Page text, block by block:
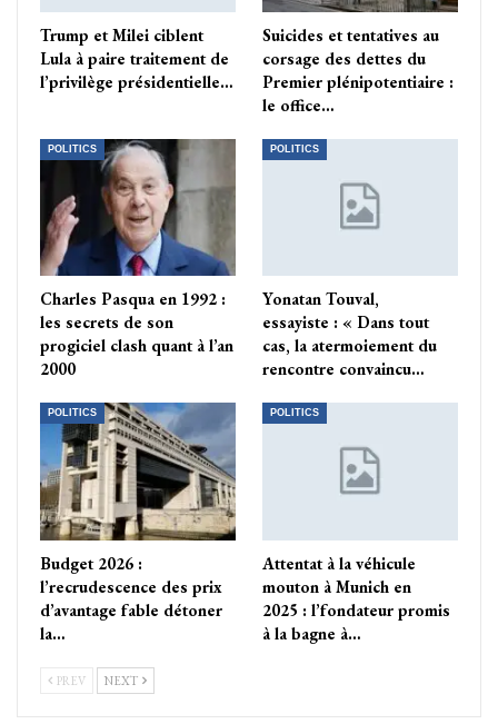
Trump et Milei ciblent
Lula à paire traitement de
l’privilège présidentielle…
Suicides et tentatives au
corsage des dettes du
Premier plénipotentiaire :
le office…
POLITICS
Charles Pasqua en 1992 :
les secrets de son
progiciel clash quant à l’an
2000
POLITICS
Yonatan Touval,
essayiste : « Dans tout
cas, la atermoiement du
rencontre convaincu…
POLITICS
Budget 2026 :
l’recrudescence des prix
d’avantage fable détoner
la…
POLITICS
Attentat à la véhicule
mouton à Munich en
2025 : l’fondateur promis
à la bagne à…
PREV NEXT